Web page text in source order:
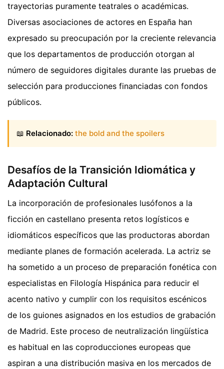
trayectorias puramente teatrales o académicas.
Diversas asociaciones de actores en España han
expresado su preocupación por la creciente relevancia
que los departamentos de producción otorgan al
número de seguidores digitales durante las pruebas de
selección para producciones financiadas con fondos
públicos.
📖 Relacionado: the bold and the spoilers
Desafíos de la Transición Idiomática y
Adaptación Cultural
La incorporación de profesionales lusófonos a la
ficción en castellano presenta retos logísticos e
idiomáticos específicos que las productoras abordan
mediante planes de formación acelerada. La actriz se
ha sometido a un proceso de preparación fonética con
especialistas en Filología Hispánica para reducir el
acento nativo y cumplir con los requisitos escénicos
de los guiones asignados en los estudios de grabación
de Madrid. Este proceso de neutralización lingüística
es habitual en las coproducciones europeas que
aspiran a una distribución masiva en los mercados de